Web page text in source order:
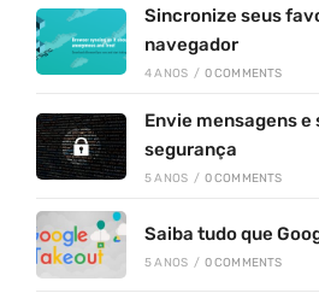
Sincronize seus
navegador
4 ANOS / 0 COMMENTS
Envie mensagens e
segurança
5 ANOS / 0 COMMENTS
Saiba tudo que
5 ANOS / 0 COMMENTS